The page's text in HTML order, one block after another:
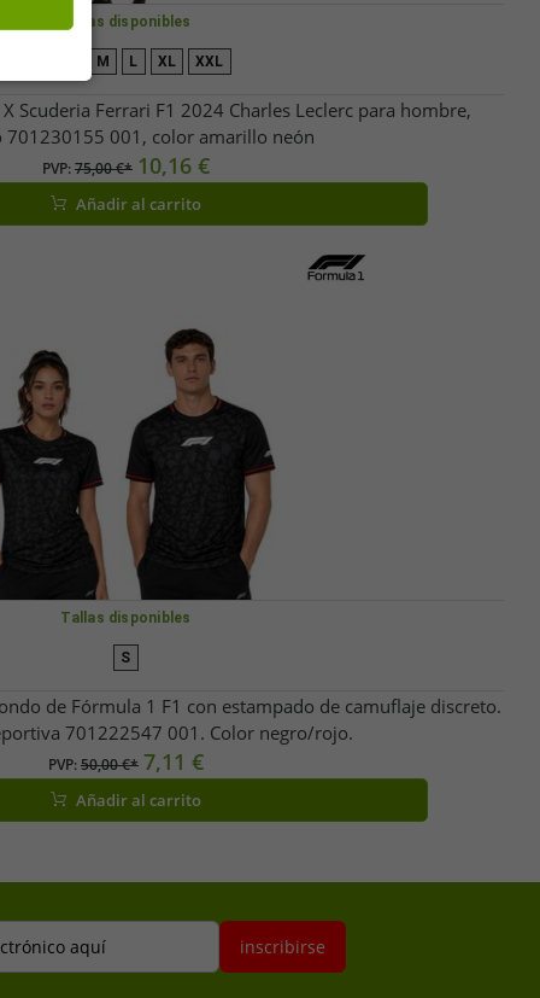
Tallas disponibles
M L XL XXL
Scuderia Ferrari F1 2024 Charles Leclerc para hombre,
701230155 001, color amarillo neón
PVP:75,00 €* 10,16 €
Añadir al carrito
Tallas disponibles
S
de Fórmula 1 F1 con estampado de camuflaje discreto.
701222547 001. Color negro/rojo.
PVP:50,00 €* 7,11 €
Añadir al carrito
aquí inscribirse